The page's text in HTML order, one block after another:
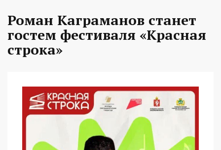
Роман Каграманов станет
гостем фестиваля «Красная
строка»